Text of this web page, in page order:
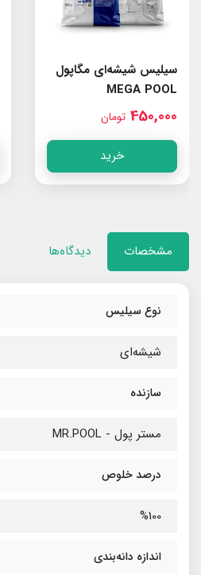
سیلیس شیشه‌ای مگاپول
MEGA POOL
1.2mm~2.5mm
450,000 تومان
خرید
مشخصات دیدگاه‌ها
نوع سیلیس
شیشه‌ای
سازنده
مستر پول - MR.POOL
درصد خلوص
%100
اندازه دانه‌بندی